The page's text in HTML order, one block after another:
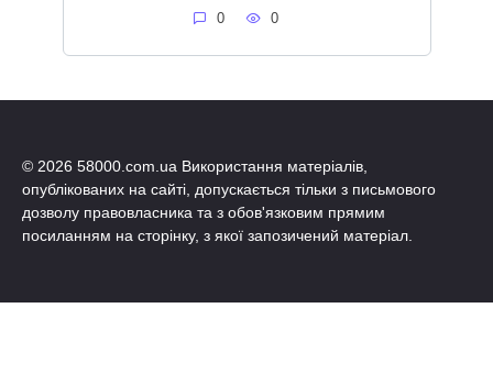
0 0
© 2026 58000.com.ua Використання матеріалів,
опублікованих на сайті, допускається тільки з письмового
дозволу правовласника та з обов'язковим прямим
посиланням на сторінку, з якої запозичений матеріал.